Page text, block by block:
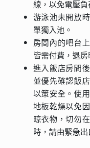
線，以免電壓負
游泳池未開放
單獨入池。
房間內的吧台
皆需付費，退房
進入飯店房間
並優先確認飯
以策安全。使
地板乾燥以免
晾衣物，切勿
時，請由緊急出